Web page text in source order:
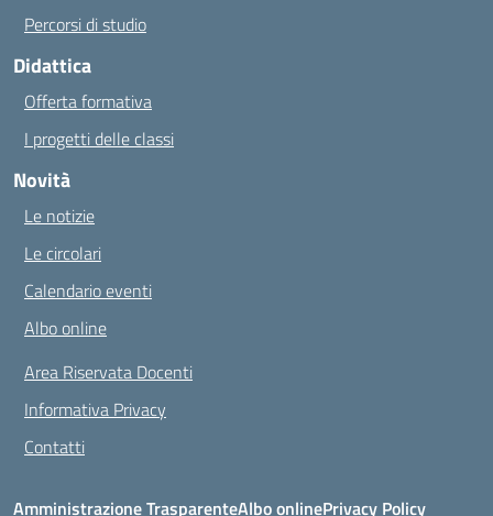
Percorsi di studio
Didattica
Offerta formativa
I progetti delle classi
Novità
Le notizie
Le circolari
Calendario eventi
Albo online
Area Riservata Docenti
Informativa Privacy
Contatti
Amministrazione TrasparenteAlbo onlinePrivacy Policy